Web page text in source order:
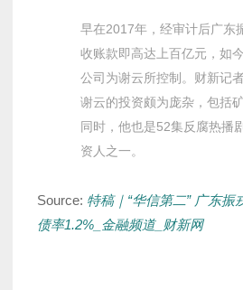
早在2017年，经审计后广东
收账款即高达上百亿元，如
公司为谢云所控制。财新记
谢云的投资颇为庞杂，包括
同时，他也是52集反腐热播
资人之一。
Source: 特稿｜“华信第二” 广东
债率1.2%_金融频道_财新网